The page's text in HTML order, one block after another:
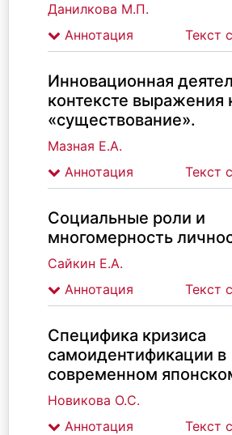
Данилкова М.П.
Аннотация
Текст
Инновационная
контексте выражения
«существование».
Мазная Е.А.
Аннотация
Текст
Социальные роли и
многомерность
Сайкин Е.А.
Аннотация
Текст
Специфика кризиса
самоидентификации в
современном
Новикова О.С.
Аннотация
Текст